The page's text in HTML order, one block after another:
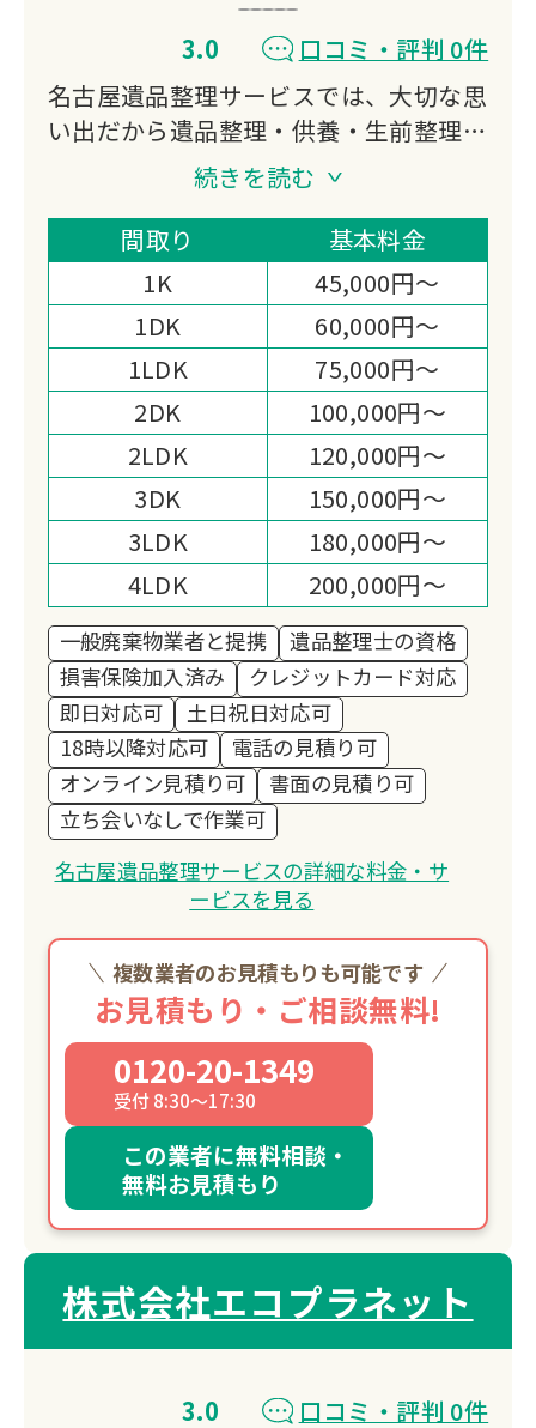
3.0
口コミ・評判 0件
名古屋遺品整理サービスでは、大切な思
い出だから遺品整理・供養・生前整理・
家財整理まで誠実、親切、丁寧にお客様
の想いに寄り添いお手伝いさせていただ
きます。
ご依頼者様と弊社との信頼関係が一番だ
と考えておりますので、明朗会計を徹底
しております。
状況に応じた見積もりをご依頼者様にも
ご協力を頂く形でできる限り満足して頂
けるよう努力しております。
続きを読む
間取り
基本料金
1K
45,000円～
1DK
60,000円～
1LDK
75,000円～
2DK
100,000円～
2LDK
120,000円～
3DK
150,000円～
3LDK
180,000円～
4LDK
200,000円～
一般廃棄物業者と提携
遺品整理士の資格
損害保険加入済み
クレジットカード対応
即日対応可
土日祝日対応可
18時以降対応可
電話の見積り可
オンライン見積り可
書面の見積り可
立ち会いなしで作業可
名古屋遺品整理サービスの詳細な料金・サ
ービスを見る
複数業者のお見積もりも可能です
お見積もり・ご相談無料!
0120-20-1349
受付 8:30～17:30
この業者に無料相談・
無料お見積もり
株式会社エコプラネット
3.0 口コミ・評判 0件